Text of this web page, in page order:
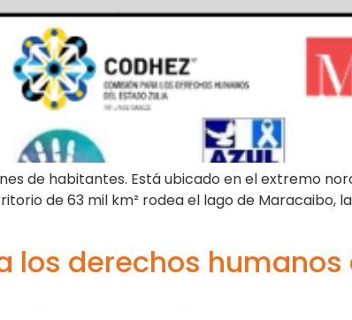
de habitantes. Está ubicado en el extremo
de 63 mil km² rodea el lago de Maracaibo,
los derechos humanos